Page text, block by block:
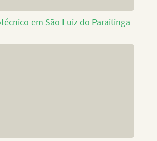
em São Luiz do Paraitinga